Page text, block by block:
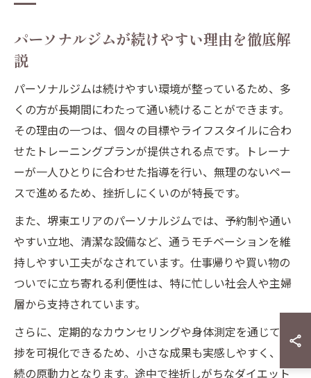
パーソナルジムが続けやすい理由を徹底解
説
パーソナルジムは続けやすい環境が整っているため、多
くの方が長期間にわたって通い続けることができます。
その理由の一つは、個々の目標やライフスタイルに合わ
せたトレーニングプランが提供される点です。トレーナ
ーが一人ひとりに合わせた指導を行い、無理のないペー
スで進めるため、挫折しにくいのが特長です。
また、堺東エリアのパーソナルジムでは、予約制や通い
やすい立地、清潔な設備など、通うモチベーションを維
持しやすい工夫がなされています。仕事帰りや買い物の
ついでに立ち寄れる利便性は、特に忙しい社会人や主婦
層から支持されています。
さらに、定期的なカウンセリングや身体測定を通じて進
捗を可視化できるため、小さな成果も実感しやすく、継
続の原動力となります。途中で挫折しがちなダイエット